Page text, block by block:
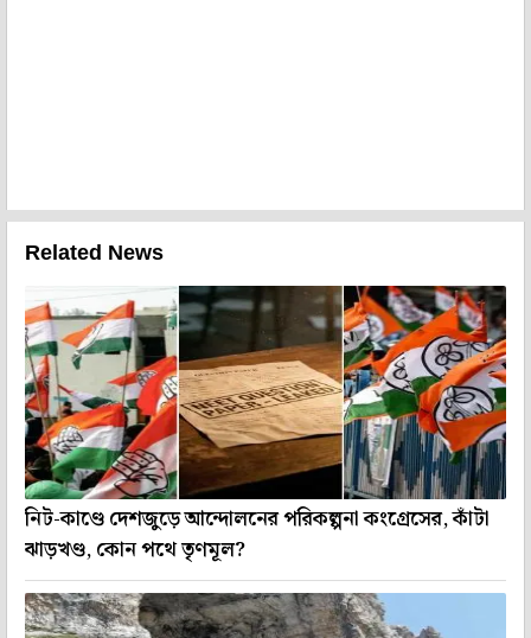
Related News
নিট-কাণ্ডে দেশজুড়ে আন্দোলনের পরিকল্পনা কংগ্রেসের, কাঁটা
ঝাড়খণ্ড, কোন পথে তৃণমূল?